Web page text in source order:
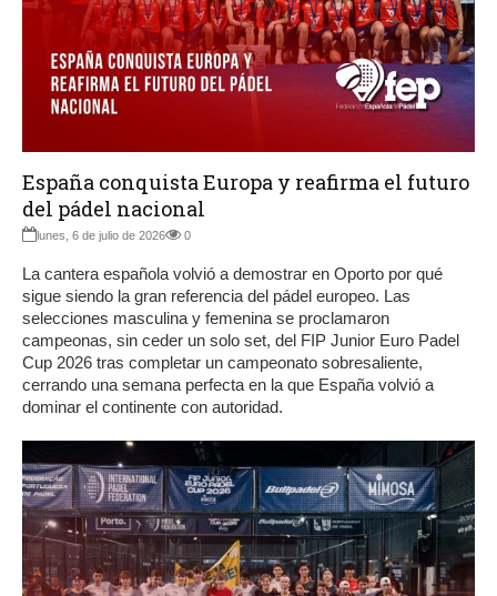
España conquista Europa y reafirma el futuro
del pádel nacional
lunes, 6 de julio de 2026 0
La cantera española volvió a demostrar en Oporto por qué
sigue siendo la gran referencia del pádel europeo. Las
selecciones masculina y femenina se proclamaron
campeonas, sin ceder un solo set, del FIP Junior Euro Padel
Cup 2026 tras completar un campeonato sobresaliente,
cerrando una semana perfecta en la que España volvió a
dominar el continente con autoridad.